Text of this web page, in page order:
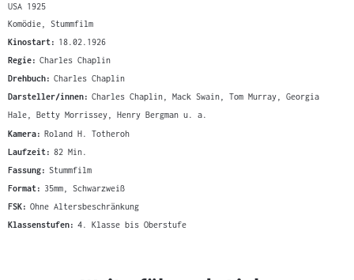
USA 1925
Komödie, Stummfilm
Kinostart: 18.02.1926
Regie: Charles Chaplin
Drehbuch: Charles Chaplin
Darsteller/innen: Charles Chaplin, Mack Swain, Tom Murray, Georgia
Hale, Betty Morrissey, Henry Bergman u. a.
Kamera: Roland H. Totheroh
Laufzeit: 82 Min.
Fassung: Stummfilm
Format: 35mm, Schwarzweiß
FSK: Ohne Altersbeschränkung
Klassenstufen: 4. Klasse bis Oberstufe